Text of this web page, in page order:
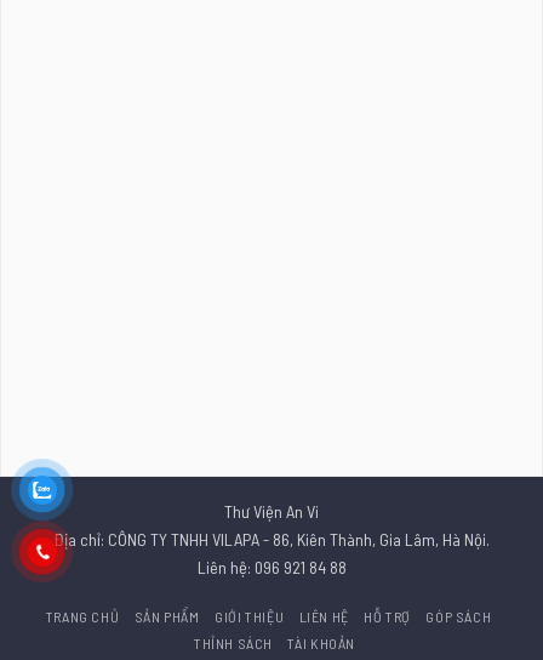
Thư Viện An Vi
Địa chỉ: CÔNG TY TNHH VILAPA - 86, Kiên Thành, Gia Lâm, Hà Nội.
Liên hệ: 096 921 84 88
TRANG CHỦ SẢN PHẨM GIỚI THIỆU LIÊN HỆ HỖ TRỢ
GÓP SÁCH
THỈNH SÁCH
TÀI KHOẢN